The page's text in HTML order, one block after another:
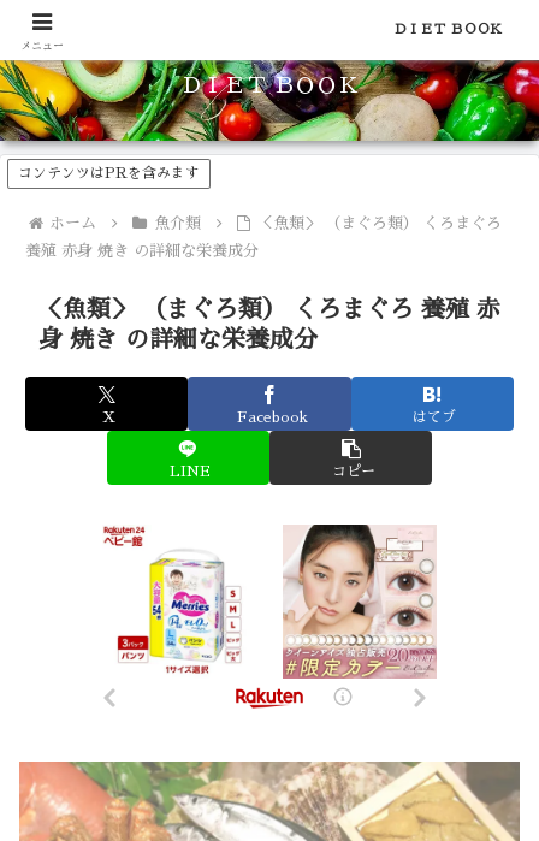
食品のカロリーや糖質などの栄養素がわかる！健康やダイエットに
ＤＩＥＴ ＢＯＯＫ
コンテンツはPRを含みます
ホーム 魚介類
＜魚類＞ （まぐろ類） くろまぐろ
養殖 赤身 焼き の詳細な栄養成分
＜魚類＞ （まぐろ類） くろまぐろ 養殖 赤
身 焼き の詳細な栄養成分
X Facebook はてブ
LINE コピー
メニュー
ＤＩＥＴ ＢＯＯＫ